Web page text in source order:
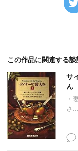
この作品に関連する談
サ
ん
・
さ...